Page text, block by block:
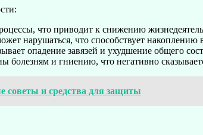
что приводит к снижению
нарушаться, что способствует накоплению
опадение завязей и ухудшение общего
болезням и гниению, что негативно
советы и средства для защиты